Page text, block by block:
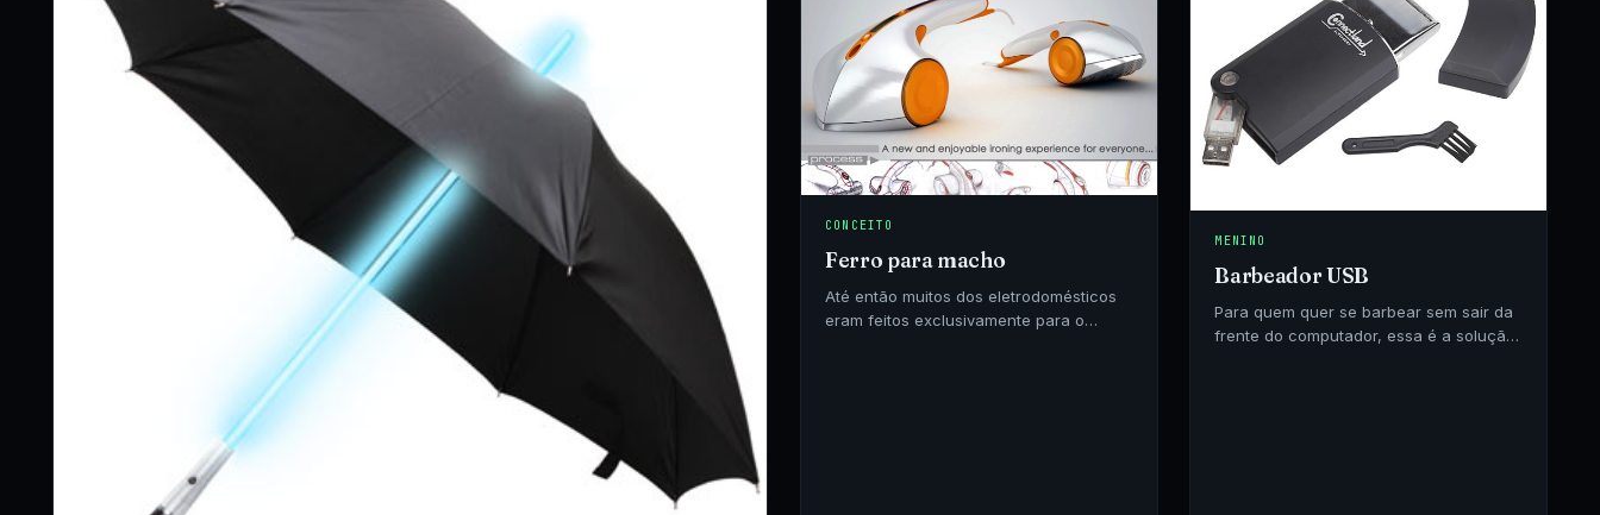
CONCEITO
Ferro para macho
Até então muitos dos eletrodomésticos
eram feitos exclusivamente para o
MENINO
Barbeador USB
Para quem quer se barbear sem sair da
frente do computador, essa é a solução.